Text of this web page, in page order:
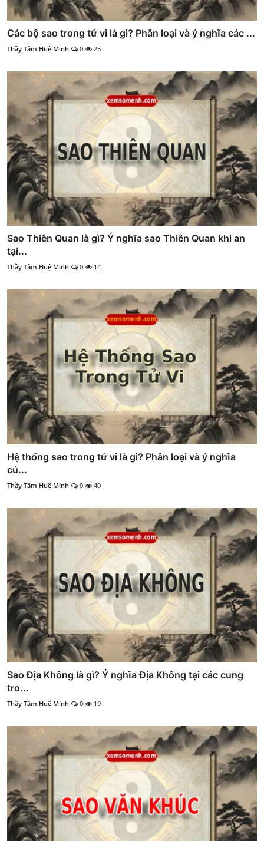
Các bộ sao trong tử vi là gì? Phân loại và ý nghĩa các ...
Thầy Tâm Huệ Minh 0 25
Sao Thiên Quan là gì? Ý nghĩa sao Thiên Quan khi an
tại...
Thầy Tâm Huệ Minh 0 14
Hệ thống sao trong tử vi là gì? Phân loại và ý nghĩa
củ...
Thầy Tâm Huệ Minh 0 40
Sao Địa Không là gì? Ý nghĩa Địa Không tại các cung
tro...
Thầy Tâm Huệ Minh 0 19